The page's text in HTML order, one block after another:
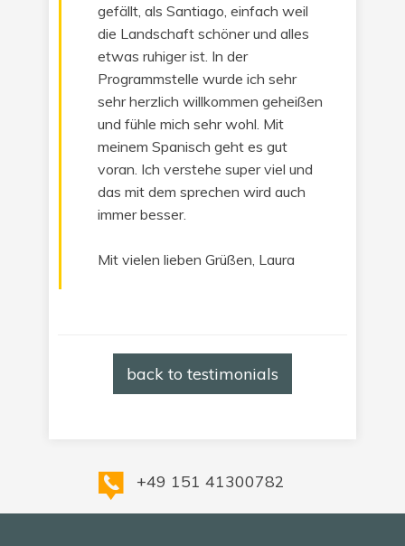
gefällt, als Santiago, einfach weil
die Landschaft schöner und alles
etwas ruhiger ist. In der
Programmstelle wurde ich sehr
sehr herzlich willkommen geheißen
und fühle mich sehr wohl. Mit
meinem Spanisch geht es gut
voran. Ich verstehe super viel und
das mit dem sprechen wird auch
immer besser.
Mit vielen lieben Grüßen, Laura
back to testimonials
+49 151 41300782